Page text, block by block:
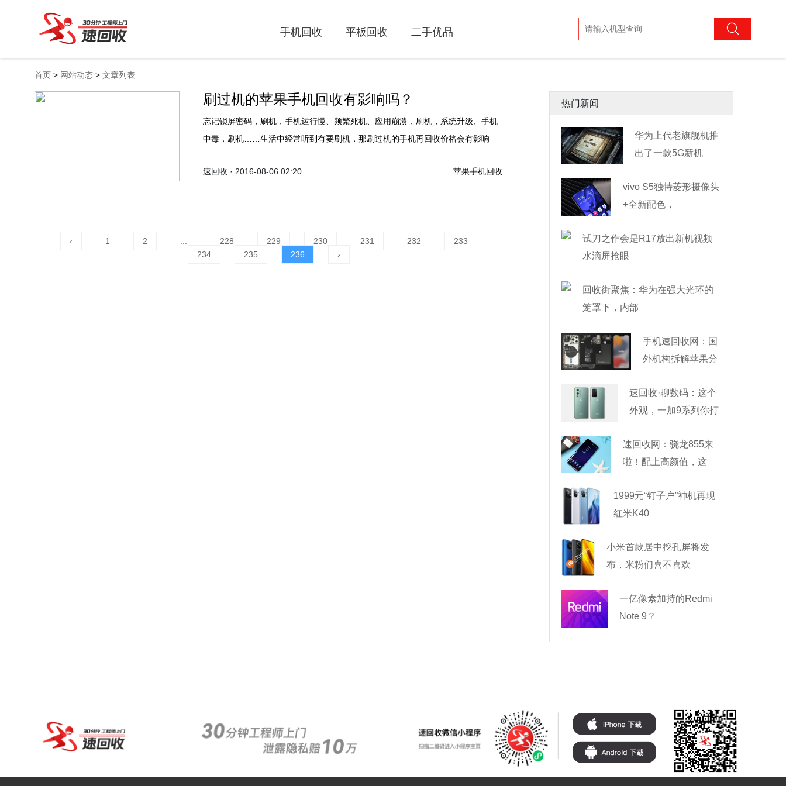
手机回收 平板回收 二手优品
首页 > 网站动态 > 文章列表
刷过机的苹果手机回收有影响吗？
忘记锁屏密码，刷机，手机运行慢、频繁死机、应用崩溃，刷机，系统升级、手机
中毒，刷机……生活中经常听到有要刷机，那刷过机的手机再回收价格会有影响
手机回收是不会有影响的。
速回收 · 2016-08-06 02:20 苹果手机回收
‹ 1 2 228 229 230 231 232
233
234
235 236 ›
热门新闻
华为上代老旗舰机推
出了一款5G新机
vivo S5独特菱形摄像头
+全新配色，
试刀之作会是R17放出新机视频
水滴屏抢眼
回收街聚焦：华为在强大光环的
笼罩下，内部
手机速回收网：国
外机构拆解苹果分
速回收·聊数码：这个
外观，一加9系列你打
速回收网：骁龙855来
啦！配上高颜值，这
1999元“钉子户”神机再现
红米K40
小米首款居中挖孔屏将发
布，米粉们喜不喜欢
一亿像素加持的Redmi
Note 9？